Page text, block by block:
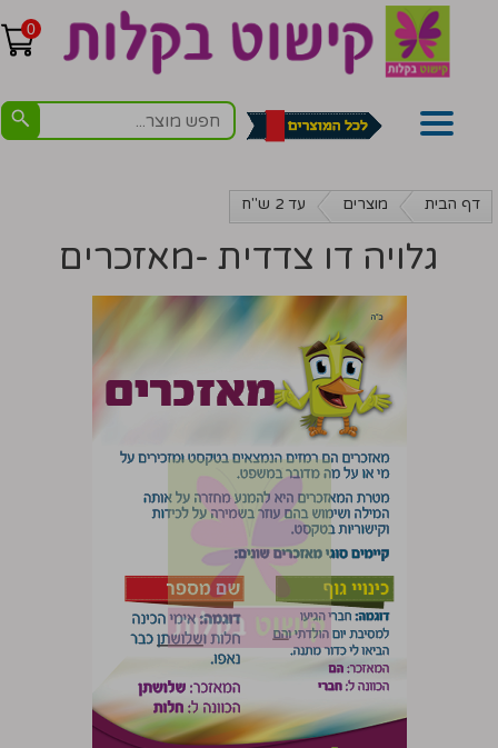
0
דף הבית מוצרים עד 2 ש"ח
גלויה דו צדדית -מאזכרים